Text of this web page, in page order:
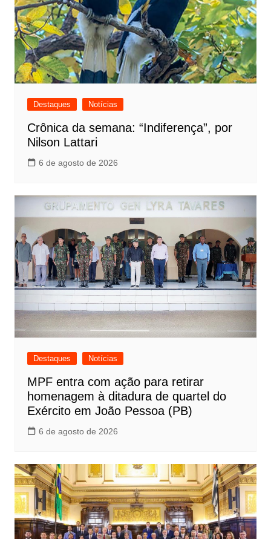
Destaques Notícias
Crônica da semana: “Indiferença”, por
Nilson Lattari
6 de agosto de 2026
Destaques Notícias
MPF entra com ação para retirar
homenagem à ditadura de quartel do
Exército em João Pessoa (PB)
6 de agosto de 2026